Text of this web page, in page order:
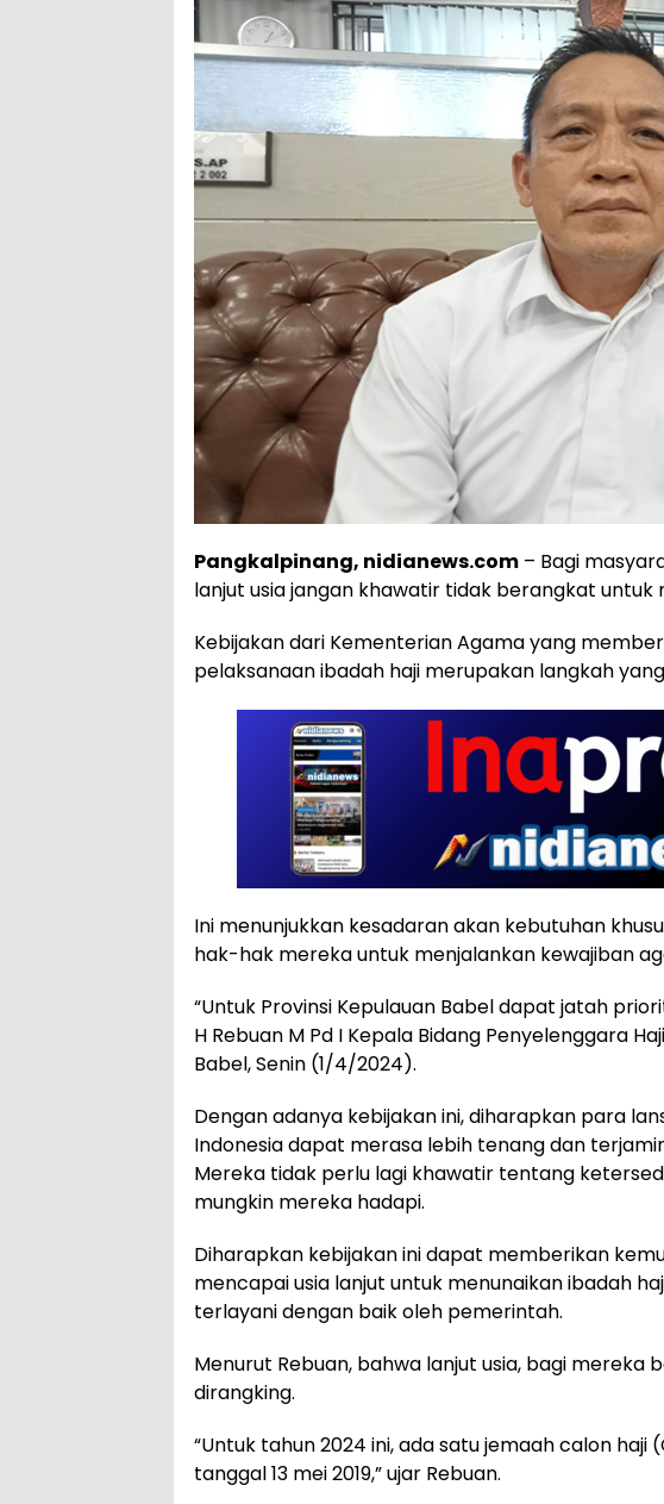
Pangkalpinang, nidianews.com – Bagi
lanjut usia jangan khawatir tidak berangkat untuk
Kebijakan dari Kementerian Agama yang
pelaksanaan ibadah haji merupakan langkah
Ini menunjukkan kesadaran akan kebutuhan
hak-hak mereka untuk menjalankan kewajiban
“Untuk Provinsi Kepulauan Babel dapat jatah
H Rebuan M Pd I Kepala Bidang Penyelenggara
Babel, Senin (1/4/2024).
Dengan adanya kebijakan ini, diharapkan para
Indonesia dapat merasa lebih tenang dan
Mereka tidak perlu lagi khawatir tentang
mungkin mereka hadapi.
Diharapkan kebijakan ini dapat memberikan
mencapai usia lanjut untuk menunaikan ibadah
terlayani dengan baik oleh pemerintah.
Menurut Rebuan, bahwa lanjut usia, bagi mereka
dirangking.
“Untuk tahun 2024 ini, ada satu jemaah calon
tanggal 13 mei 2019,” ujar Rebuan.